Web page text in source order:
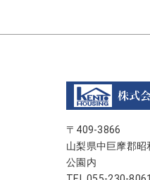
〒409-3866
山梨県中巨摩郡
公園内